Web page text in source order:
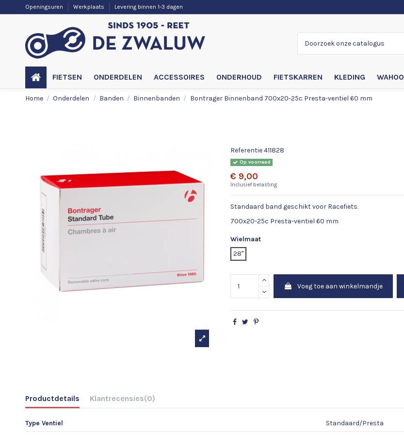
Openingsuren Werkplaats Levering binnen 1-3 dagen
FIETSEN ONDERDELEN ACCESSOIRES ONDERHOUD FIETSKARREN KLEDING WAHOO
Home Onderdelen Banden Binnenbanden Bontrager Binnenband 700x20-25c Presta-ventiel 60 mm
Referentie411828
Op voorraad
€ 9,00
Inclusief belasting
Standaard band geschikt voor Racefiets.
700x20-25c Presta-ventiel 60 mm
Wielmaat
28"
Voeg toe aan winkelmandje
Productdetails Klantrecensies(0)
Type Ventiel Standaard/Presta